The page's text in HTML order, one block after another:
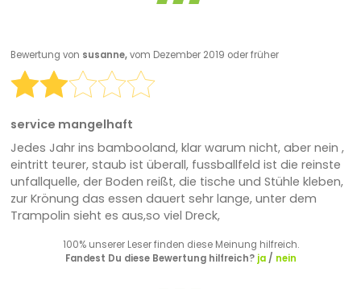
Bewertung von susanne,vom Dezember 2019 oder früher
service mangelhaft
Jedes Jahr ins bambooland, klar warum nicht, aber nein ,
eintritt teurer, staub ist überall, fussballfeld ist die reinste
unfallquelle, der Boden reißt, die tische und Stühle kleben,
zur Krönung das essen dauert sehr lange, unter dem
Trampolin sieht es aus,so viel Dreck,
100% unserer Leser finden diese Meinung hilfreich.
Fandest Du diese Bewertung hilfreich? ja/ nein